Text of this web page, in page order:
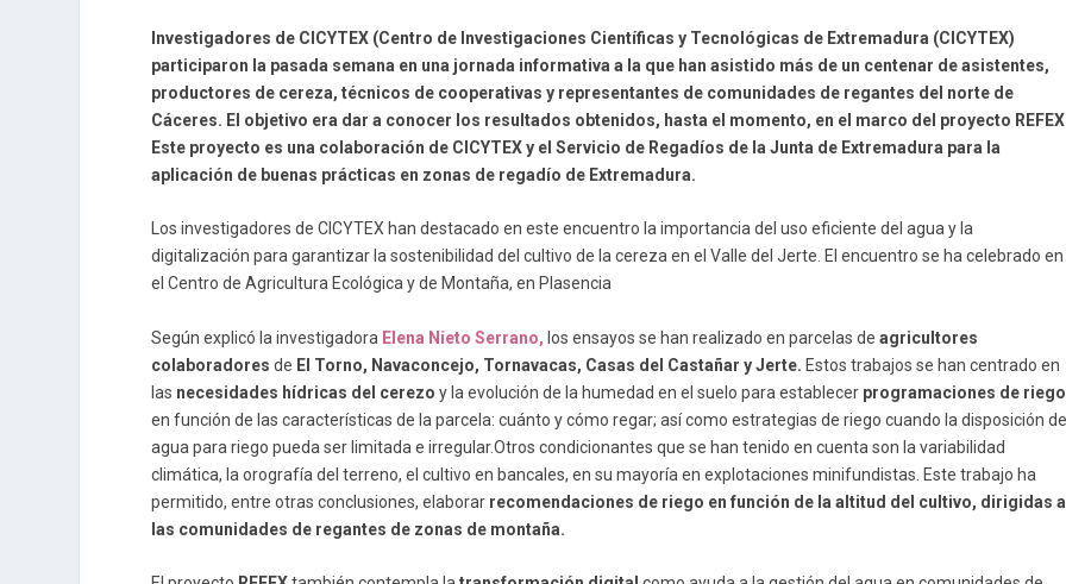
Investigadores de CICYTEX (Centro de Investigaciones Científicas y Tecnológicas de Extremadura (CICYTEX)
participaron la pasada semana en una jornada informativa a la que han asistido más de un centenar de asistentes,
productores de cereza, técnicos de cooperativas y representantes de comunidades de regantes del norte de
Cáceres. El objetivo era dar a conocer los resultados obtenidos, hasta el momento, en el marco del proyecto
Este proyecto es una colaboración de CICYTEX y el Servicio de Regadíos de la Junta de Extremadura para la
aplicación de buenas prácticas en zonas de regadío de Extremadura.
Los investigadores de CICYTEX han destacado en este encuentro la importancia del uso eficiente del agua y la
digitalización para garantizar la sostenibilidad del cultivo de la cereza en el Valle del Jerte. El encuentro se ha celebrado en
el Centro de Agricultura Ecológica y de Montaña, en Plasencia
Según explicó la investigadora Elena Nieto Serrano,los ensayos se han realizado en parcelas deagricultores
colaboradores de El Torno, Navaconcejo, Tornavacas, Casas del Castañar y Jerte. Estos trabajos se han centrado en
las necesidades hídricas del cerezo y la evolución de la humedad en el suelo para establecer programaciones de riego
en función de las características de la parcela: cuánto y cómo regar; así como estrategias de riego cuando la disposición
agua para riego pueda ser limitada e irregular.Otros condicionantes que se han tenido en cuenta son la variabilidad
climática, la orografía del terreno, el cultivo en bancales, en su mayoría en explotaciones minifundistas. Este trabajo ha
permitido, entre otras conclusiones, elaborar recomendaciones de riego en función de la altitud del cultivo, dirigidas a
las comunidades de regantes de zonas de montaña.